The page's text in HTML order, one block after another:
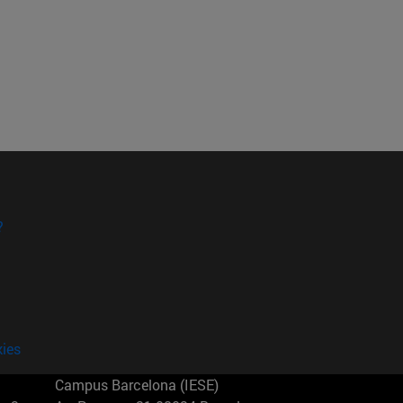
Campus Barcelona (IESE)